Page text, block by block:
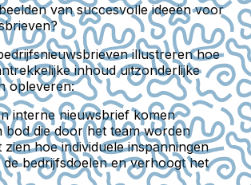
van succesvolle ideeën voor
illustreren hoe
inhoud uitzonderlijke
opleveren:
interne nieuwsbrief komen
bod die door het team worden
zien hoe individuele inspanningen
de bedrijfsdoelen en verhoogt het